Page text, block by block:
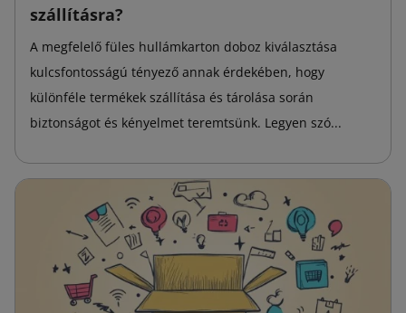
szállításra?
A megfelelő füles hullámkarton doboz kiválasztása
kulcsfontosságú tényező annak érdekében, hogy
különféle termékek szállítása és tárolása során
biztonságot és kényelmet teremtsünk. Legyen szó...